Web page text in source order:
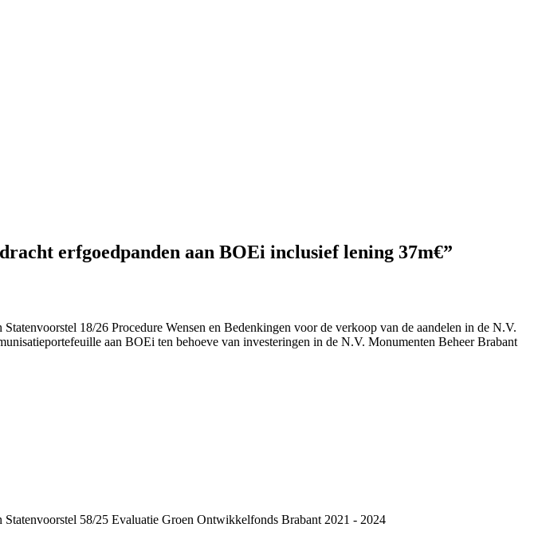
erfgoedpanden aan BOEi inclusief lening 37m€”
18/26 Procedure Wensen en Bedenkingen voor de verkoop van de aandelen in de N.V.
aan BOEi ten behoeve van investeringen in de N.V. Monumenten Beheer Brabant
58/25 Evaluatie Groen Ontwikkelfonds Brabant 2021 - 2024